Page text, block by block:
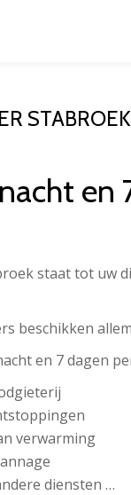
en
staat tot uw
beschikken
en 7 dagen
verwarming
diensten …